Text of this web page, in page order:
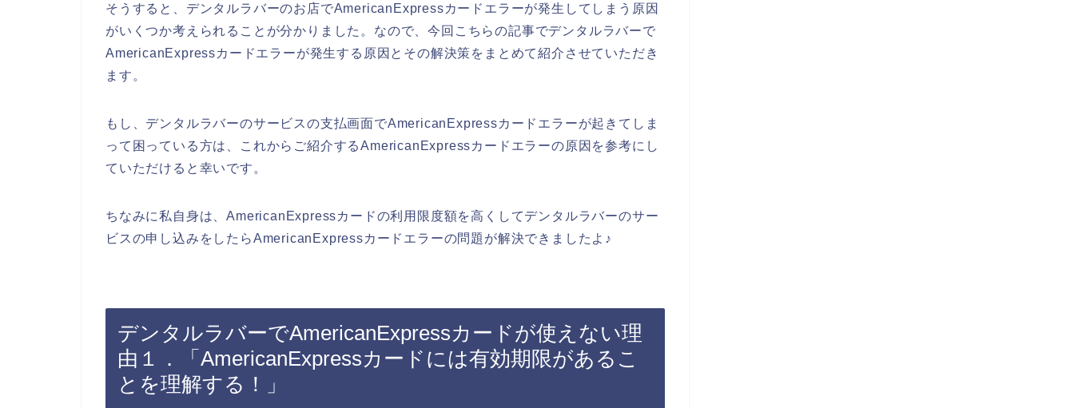
そうすると、デンタルラバーのお店でAmericanExpressカードエラーが発生してしまう原因
がいくつか考えられることが分かりました。なので、今回こちらの記事でデンタルラバーで
AmericanExpressカードエラーが発生する原因とその解決策をまとめて紹介させていただき
ます。
もし、デンタルラバーのサービスの支払画面でAmericanExpressカードエラーが起きてしま
って困っている方は、これからご紹介するAmericanExpressカードエラーの原因を参考にし
ていただけると幸いです。
ちなみに私自身は、AmericanExpressカードの利用限度額を高くしてデンタルラバーのサー
ビスの申し込みをしたらAmericanExpressカードエラーの問題が解決できましたよ♪
デンタルラバーでAmericanExpressカードが使えない理
由１．「AmericanExpressカードには有効期限があるこ
とを理解する！」